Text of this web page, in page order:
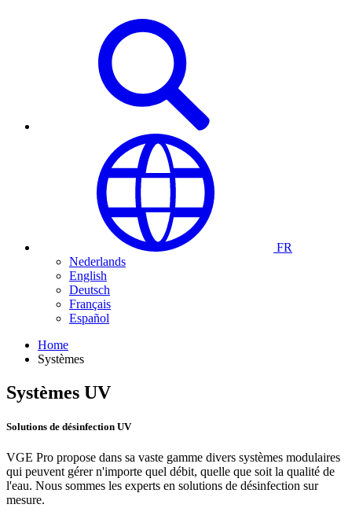
FR
Nederlands
English
Deutsch
Français
Español
Home
Systèmes
Systèmes UV
Solutions de désinfection UV
VGE Pro propose dans sa vaste gamme divers systèmes modulaires
qui peuvent gérer n'importe quel débit, quelle que soit la qualité de
l'eau. Nous sommes les experts en solutions de désinfection sur
mesure.